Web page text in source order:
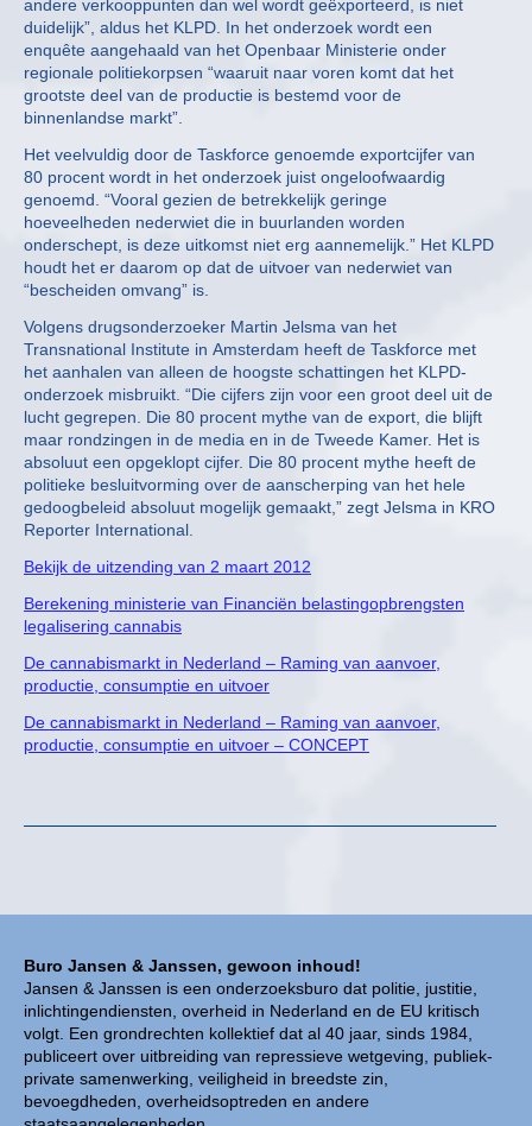
Buro Jansen & Janssen, gewoon inhoud!
Jansen & Janssen is een onderzoeksburo dat politie, justitie,
inlichtingendiensten, overheid in Nederland en de EU kritisch
volgt. Een grondrechten kollektief dat al 40 jaar, sinds 1984,
publiceert over uitbreiding van repressieve wetgeving, publiek-
private samenwerking, veiligheid in breedste zin,
bevoegdheden, overheidsoptreden en andere
andere verkooppunten dan wel wordt geëxporteerd, is niet
duidelijk”, aldus het KLPD. In het onderzoek wordt een
enquête aangehaald van het Openbaar Ministerie onder
regionale politiekorpsen “waaruit naar voren komt dat het
grootste deel van de productie is bestemd voor de
binnenlandse markt”.
Het veelvuldig door de Taskforce genoemde exportcijfer van
80 procent wordt in het onderzoek juist ongeloofwaardig
genoemd. “Vooral gezien de betrekkelijk geringe
hoeveelheden nederwiet die in buurlanden worden
onderschept, is deze uitkomst niet erg aannemelijk.” Het KLPD
houdt het er daarom op dat de uitvoer van nederwiet van
“bescheiden omvang” is.
Volgens drugsonderzoeker Martin Jelsma van het
Transnational Institute in Amsterdam heeft de Taskforce met
het aanhalen van alleen de hoogste schattingen het KLPD-
onderzoek misbruikt. “Die cijfers zijn voor een groot deel uit de
lucht gegrepen. Die 80 procent mythe van de export, die blijft
maar rondzingen in de media en in de Tweede Kamer. Het is
absoluut een opgeklopt cijfer. Die 80 procent mythe heeft de
politieke besluitvorming over de aanscherping van het hele
gedoogbeleid absoluut mogelijk gemaakt,” zegt Jelsma in KRO
Reporter International.
Bekijk de uitzending van 2 maart 2012
Berekening ministerie van Financiën belastingopbrengsten
legalisering cannabis
De cannabismarkt in Nederland – Raming van aanvoer,
productie, consumptie en uitvoer
De cannabismarkt in Nederland – Raming van aanvoer,
productie, consumptie en uitvoer – CONCEPT